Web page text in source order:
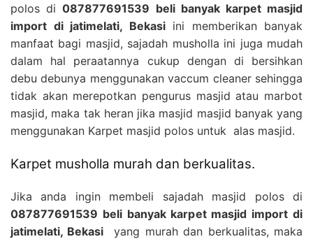
polos di087877691539 beli banyak karpet masjid
import di jatimelati, Bekasiini memberikan banyak
manfaat bagi masjid, sajadah musholla ini juga mudah
dalam hal peraatannya cukup dengan di bersihkan
debu debunya menggunakan vaccum cleaner sehingga
tidak akan merepotkan pengurus masjid atau marbot
masjid, maka tak heran jika masjid masjid banyak yang
menggunakan Karpet masjid polos untuk alas masjid.
Karpet musholla murah dan berkualitas.
Jika anda ingin membeli sajadah masjid polos di
087877691539 beli banyak karpet masjid import di
jatimelati, Bekasi yang murah dan berkualitas, maka